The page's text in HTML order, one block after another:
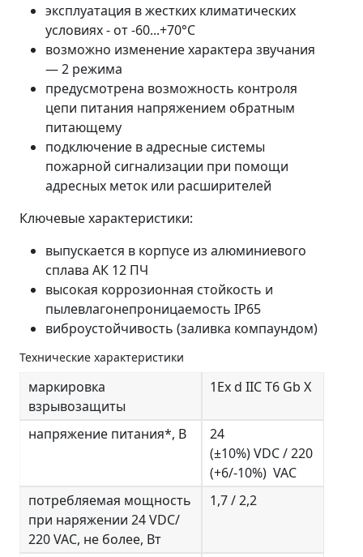
эксплуатация в жестких климатических
условиях - от -60...+70°С
возможно изменение характера звучания
— 2 режима
предусмотрена возможность контроля
цепи питания напряжением обратным
питающему
подключение в адресные системы
пожарной сигнализации при помощи
адресных меток или расширителей
Ключевые характеристики:
выпускается в корпусе из алюминиевого
сплава АК 12 ПЧ
высокая коррозионная стойкость и
пылевлагонепроницаемость IP65
виброустойчивость (заливка компаундом)
Технические характеристики
маркировка
взрывозащиты
1Ех d IIС T6 Gb Х
напряжение питания*, В
24
(±10%) VDC / 220
(+6/-10%) VAC
потребляемая мощность
при наряжении 24 VDC/
220 VAC, не более, Вт
1,7 / 2,2